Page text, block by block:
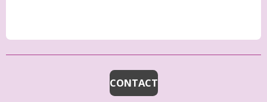
CONTACT